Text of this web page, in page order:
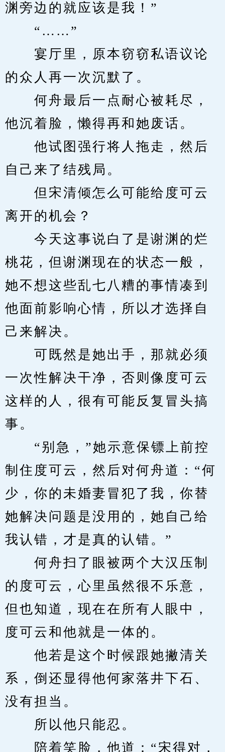
渊旁边的就应该是我！”
“……”
宴厅里，原本窃窃私语议论
的众人再一次沉默了。
何舟最后一点耐心被耗尽，
他沉着脸，懒得再和她废话。
他试图强行将人拖走，然后
自己来了结残局。
但宋清倾怎么可能给度可云
离开的机会？
今天这事说白了是谢渊的烂
桃花，但谢渊现在的状态一般，
她不想这些乱七八糟的事情凑到
他面前影响心情，所以才选择自
己来解决。
可既然是她出手，那就必须
一次性解决干净，否则像度可云
这样的人，很有可能反复冒头搞
事。
“别急，”她示意保镖上前控
制住度可云，然后对何舟道：“何
少，你的未婚妻冒犯了我，你替
她解决问题是没用的，她自己给
我认错，才是真的认错。”
何舟扫了眼被两个大汉压制
的度可云，心里虽然很不乐意，
但也知道，现在在所有人眼中，
度可云和他就是一体的。
他若是这个时候跟她撇清关
系，倒还显得他何家落井下石、
没有担当。
所以他只能忍。
陪着笑脸，他道：“宋得对，